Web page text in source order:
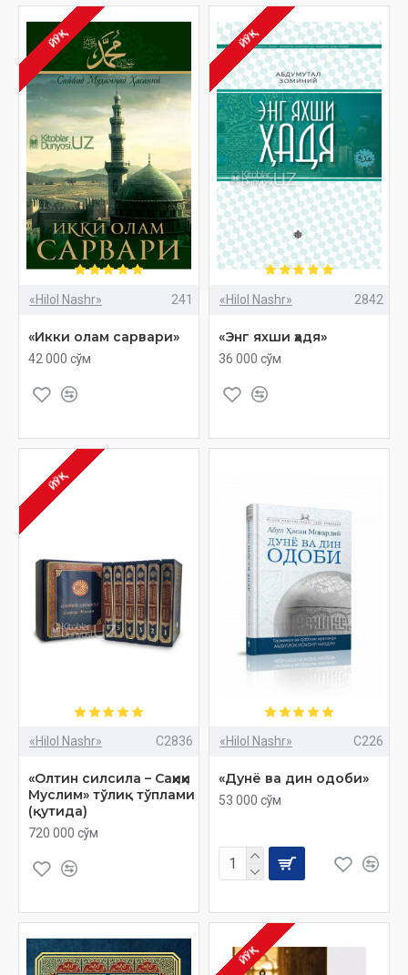
ЙЎҚ
«Hilol Nashr» 241
«Икки олам сарвари»
42 000 сўм
ЙЎҚ
«Hilol Nashr» 2842
«Энг яхши ҳадя»
36 000 сўм
ЙЎҚ
«Hilol Nashr» C2836
«Олтин силсила – Саҳиҳи
Муслим» тўлиқ тўплами
(қутида)
720 000 сўм
«Hilol Nashr» C226
«Дунё ва дин одоби»
53 000 сўм
ЙЎҚ